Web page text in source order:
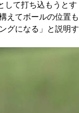
して打ち込もうとす
えてボールの位置も
グになる」と説明す